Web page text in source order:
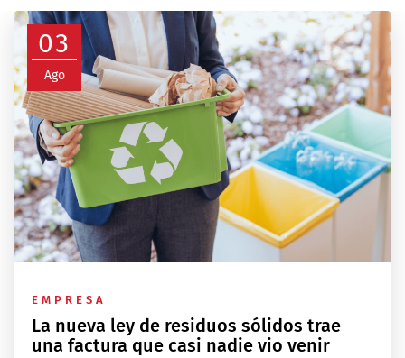
03
Ago
EMPRESA
La nueva ley de residuos sólidos trae
una factura que casi nadie vio venir